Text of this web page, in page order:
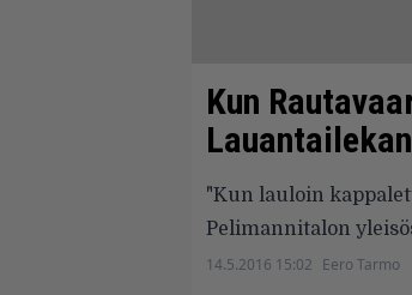
Kun
"Kun lauloin
Pelimannitalon
14.5.2016 15:02 Eero Tarmo